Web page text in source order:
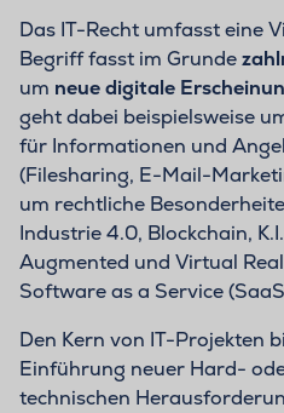
Das IT-Recht umfasst eine
Begriff fasst im Grunde
um neue digitale
geht dabei beispielsweise
für Informationen und
(Filesharing, E-Mail-
um rechtliche
Industrie 4.0, Blockchain,
Augmented und Virtual
Software as a Service
Den Kern von IT-Projekten
Einführung neuer Hard-
technischen